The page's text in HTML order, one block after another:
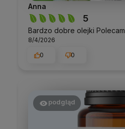
Anna
5
Bardzo dobre olejki Polecam
8/4/2026
0
0
podgląd